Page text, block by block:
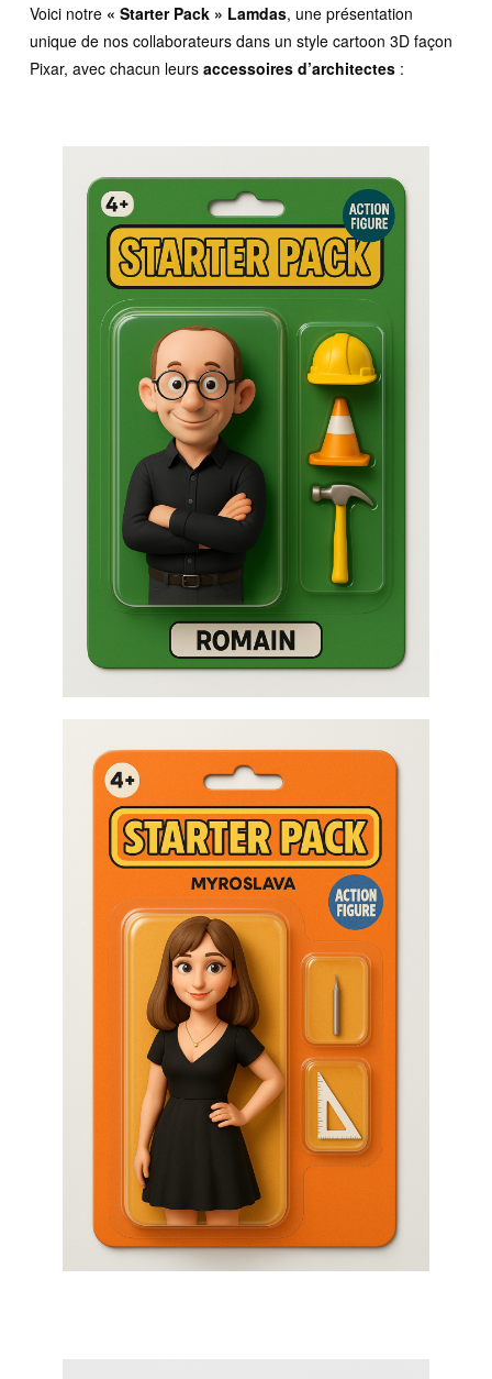
Voici notre « Starter Pack » Lamdas, une présentation
unique de nos collaborateurs dans un style cartoon 3D façon
Pixar, avec chacun leurs accessoires d’architectes: